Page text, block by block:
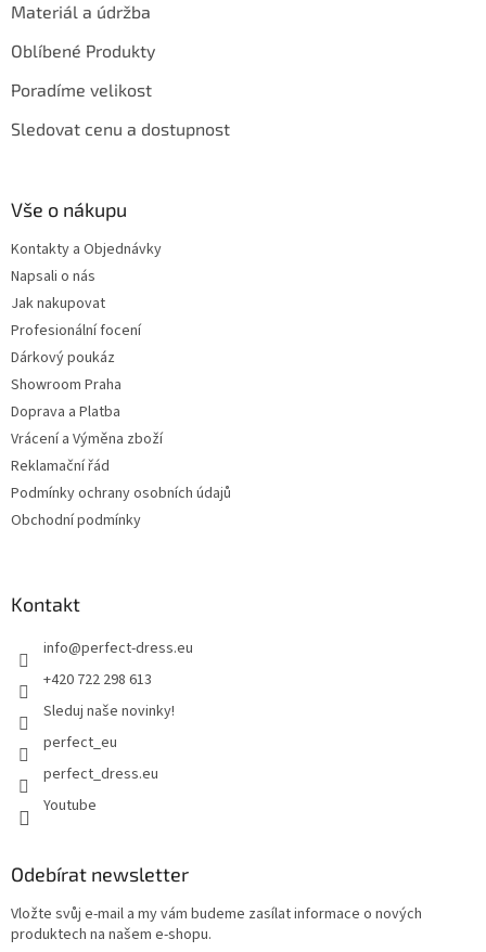
Materiál a údržba
Oblíbené Produkty
Poradíme velikost
Sledovat cenu a dostupnost
Vše o nákupu
Kontakty a Objednávky
Napsali o nás
Jak nakupovat
Profesionální focení
Dárkový poukáz
Showroom Praha
Doprava a Platba
Vrácení a Výměna zboží
Reklamační řád
Podmínky ochrany osobních údajů
Obchodní podmínky
Kontakt
info@perfect-dress.eu
+420 722 298 613
Sleduj naše novinky!
perfect_eu
perfect_dress.eu
Youtube
Odebírat newsletter
Vložte svůj e-mail a my vám budeme zasílat informace o nových
produktech na našem e-shopu.